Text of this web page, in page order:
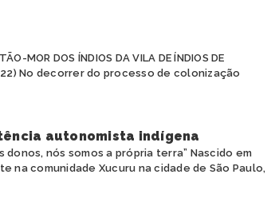
MOR DOS ÍNDIOS DA VILA DE ÍNDIOS DE
1822) No decorrer do processo de colonização
autonomista indígena
nós somos a própria terra” Nascido em
na comunidade Xucuru na cidade de São Paulo,